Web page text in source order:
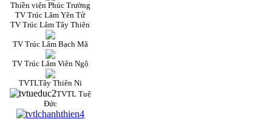
Thiền viện Phúc Trường
TV Trúc Lâm Yên Tử
TV Trúc Lâm Tây Thiên
TV Trúc Lâm Bạch Mã
TV Trúc Lâm Viên Ngộ
TVTLTây Thiên Ni
TVTL Tuệ
Đức